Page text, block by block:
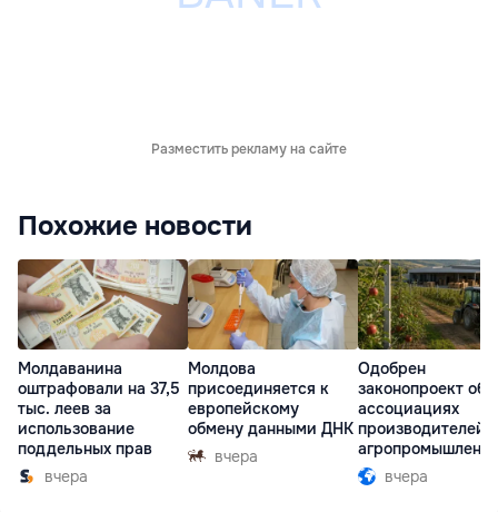
Разместить рекламу на сайте
Похожие новости
Молдаванина
оштрафовали на 37,5
тыс. леев за
использование
поддельных прав
вчера
Молдова
присоединяется к
европейскому
обмену данными ДНК
вчера
Одобрен
законопроект об
ассоциациях
производителей в
комплексе
вчера